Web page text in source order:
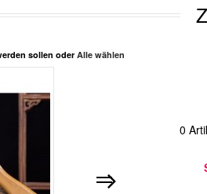
sollen oder Alle wählen
0